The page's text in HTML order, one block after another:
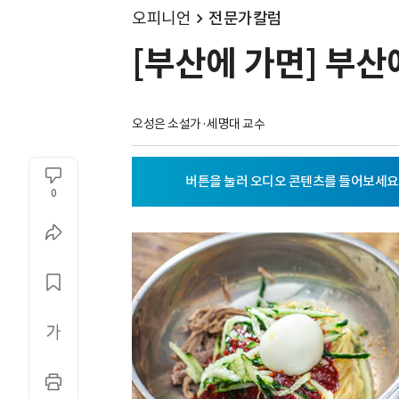
오피니언 전문가칼럼
[부산에 가면] 부
오성은 소설가·세명대 교수
0